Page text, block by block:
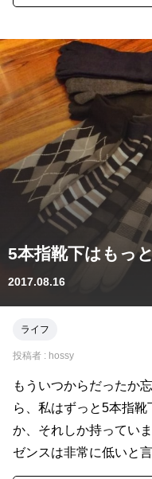
5本指靴下はもっ
2017.08.16
ライフ
投稿者 : hossy
もういつからだったか
ら、私はずっと5本指
か、それしか持ってい
ゼンスは非常に低いと